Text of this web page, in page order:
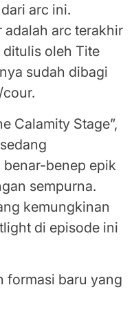
arc ini.
adalah arc terakhir
ditulis oleh Tite
sudah dibagi
Calamity Stage”,
benep epik
sempurna.
kemungkinan
di episode ini
formasi baru yang